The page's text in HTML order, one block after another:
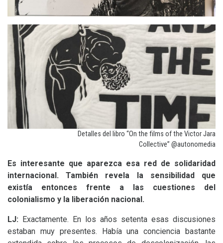
Detalles del libro “On the films of the Victor Jara
Collective” @autonomedia
Es interesante que aparezca esa red de solidaridad
internacional. También revela la sensibilidad que
existía entonces frente a las cuestiones del
colonialismo y la liberación nacional.
LJ: Exactamente. En los años setenta esas discusiones
estaban muy presentes. Había una conciencia bastante